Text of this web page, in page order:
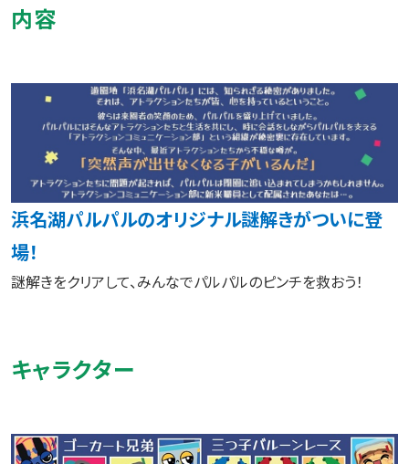
内容
浜名湖パルパルのオリジナル謎解きがついに登
場！
謎解きをクリアして、みんなでパルパルのピンチを救おう！
キャラクター